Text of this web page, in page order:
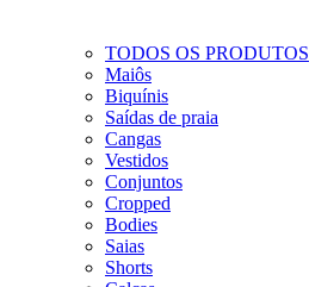
TODOS OS PRODUTOS
Maiôs
Biquínis
Saídas de praia
Cangas
Vestidos
Conjuntos
Cropped
Bodies
Saias
Shorts